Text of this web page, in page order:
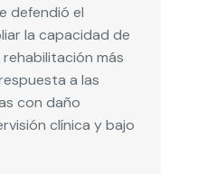
defendió el
la capacidad de
más
a las
con daño
clínica y bajo